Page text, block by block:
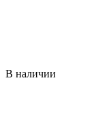
В наличии